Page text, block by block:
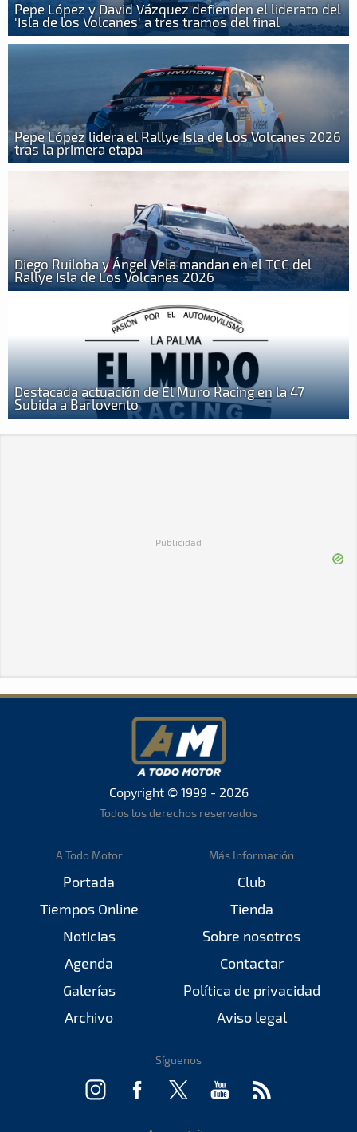
Pepe López y David Vázquez defienden el liderato del
'Isla de los Volcanes' a tres tramos del final
Pepe López lidera el Rallye Isla de Los Volcanes 2026
tras la primera etapa
Diego Ruiloba y Ángel Vela mandan en el TCC del
Rallye Isla de Los Volcanes 2026
Destacada actuación de El Muro Racing en la 47
Subida a Barlovento
Publicidad
Copyright © 1999 - 2026
Todos los derechos reservados
A Todo Motor
Portada
Tiempos Online
Noticias
Agenda
Galerías
Archivo
Más Información
Club
Tienda
Sobre nosotros
Contactar
Política de privacidad
Aviso legal
Síguenos